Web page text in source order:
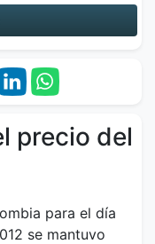
precio del
para el día
se mantuvo